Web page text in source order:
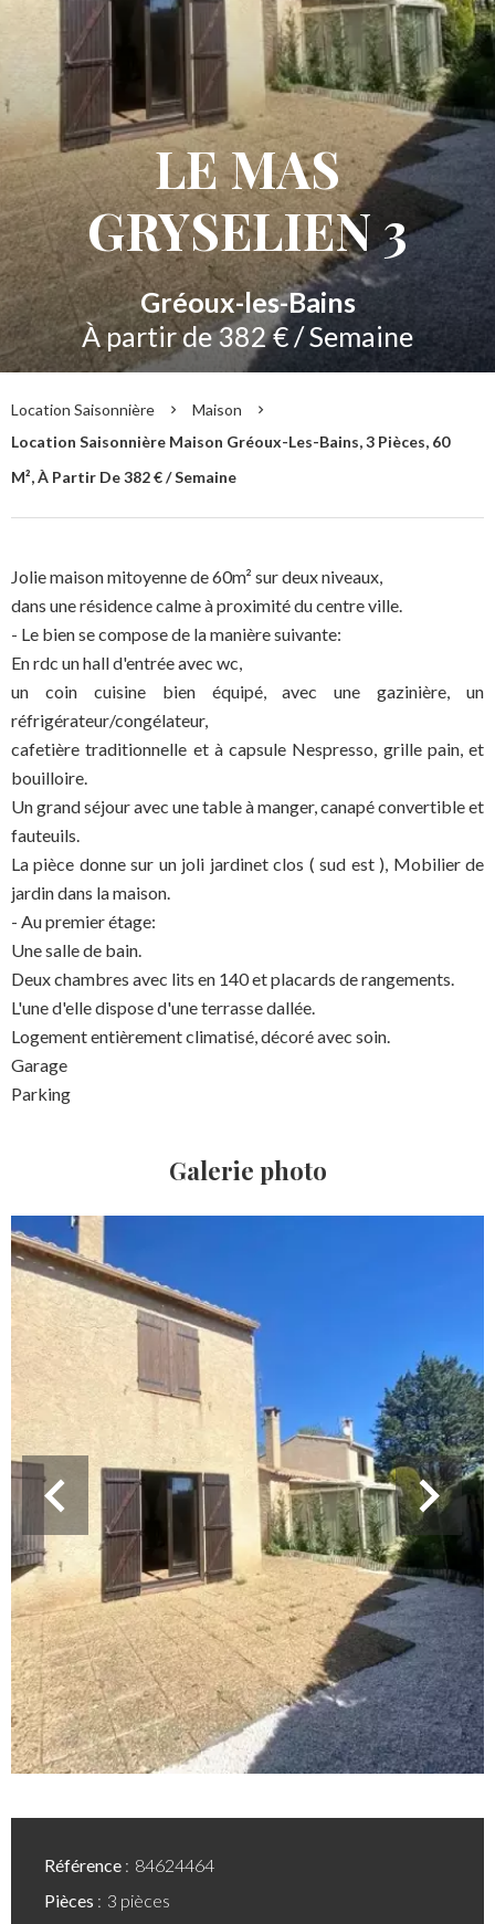
LE MAS
GRYSELIEN 3
Gréoux-les-Bains
À partir de 382 € / Semaine
Location Saisonnière
Maison
Location Saisonnière Maison Gréoux-Les-Bains, 3 Pièces, 60
M², À Partir De 382 € / Semaine
Jolie maison mitoyenne de 60m² sur deux niveaux,
dans une résidence calme à proximité du centre ville.
- Le bien se compose de la manière suivante:
En rdc un hall d'entrée avec wc,
un coin cuisine bien équipé, avec une gazinière, un
réfrigérateur/congélateur,
cafetière traditionnelle et à capsule Nespresso, grille pain, et
bouilloire.
Un grand séjour avec une table à manger, canapé convertible et
fauteuils.
La pièce donne sur un joli jardinet clos ( sud est ), Mobilier de
jardin dans la maison.
- Au premier étage:
Une salle de bain.
Deux chambres avec lits en 140 et placards de rangements.
L'une d'elle dispose d'une terrasse dallée.
Logement entièrement climatisé, décoré avec soin.
Garage
Parking
Galerie photo
Référence
84624464
Pièces
3 pièces